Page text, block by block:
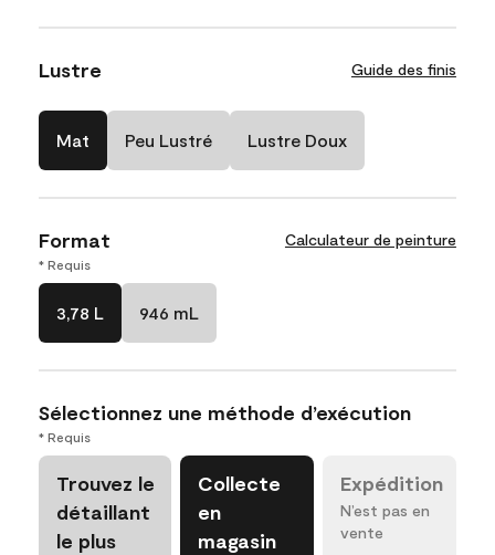
Lustre Guide des finis
Mat Peu Lustré Lustre Doux
Format Calculateur de peinture
* Requis
3,78 L 946 mL
Sélectionnez une méthode d’exécution
* Requis
Trouvez le
détaillant
le plus
Collecte
en
magasin
Expédition
N’est pas en
vente